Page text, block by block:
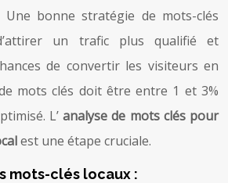
bonne stratégie de mots-clés
un trafic plus qualifié et
de convertir les visiteurs en
mots clés doit être entre 1 et 3%
L’analyse de mots clés pour
est une étape cruciale.
mots-clés locaux :